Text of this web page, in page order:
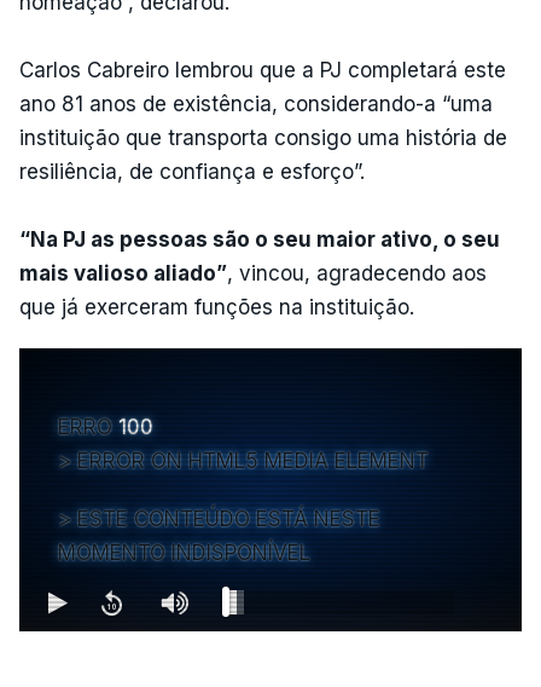
Carlos Cabreiro lembrou que a PJ completará este
ano 81 anos de existência, considerando-a “uma
instituição que transporta consigo uma história de
resiliência, de confiança e esforço”.
“Na PJ as pessoas são o seu maior ativo, o seu
mais valioso aliado”, vincou, agradecendo aos
que já exerceram funções na instituição.
ERRO 100
ERROR ON HTML5 MEDIA ELEMENT
ESTE CONTEÚDO ESTÁ NESTE
MOMENTO INDISPONÍVEL